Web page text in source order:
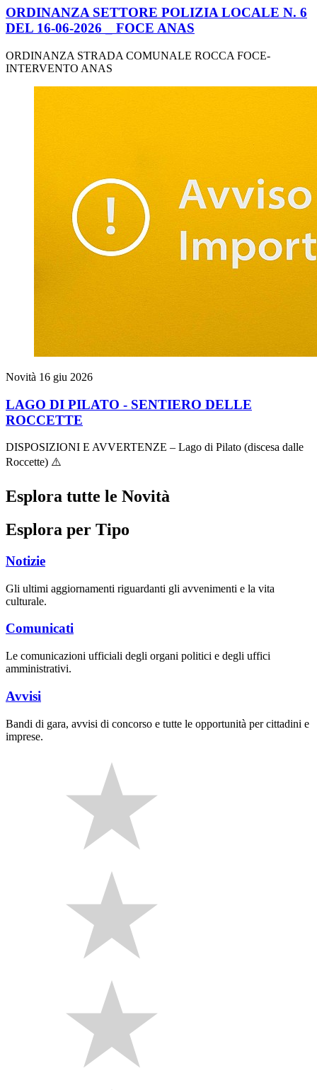
ORDINANZA SETTORE POLIZIA LOCALE N. 6
DEL 16-06-2026 _ FOCE ANAS
ORDINANZA STRADA COMUNALE ROCCA FOCE-
INTERVENTO ANAS
Novità 16 giu 2026
LAGO DI PILATO - SENTIERO DELLE
ROCCETTE
DISPOSIZIONI E AVVERTENZE – Lago di Pilato (discesa dalle
Roccette) ⚠️
Esplora tutte le Novità
Esplora per Tipo
Notizie
Gli ultimi aggiornamenti riguardanti gli avvenimenti e la vita
culturale.
Comunicati
Le comunicazioni ufficiali degli organi politici e degli uffici
amministrativi.
Avvisi
Bandi di gara, avvisi di concorso e tutte le opportunità per cittadini e
imprese.